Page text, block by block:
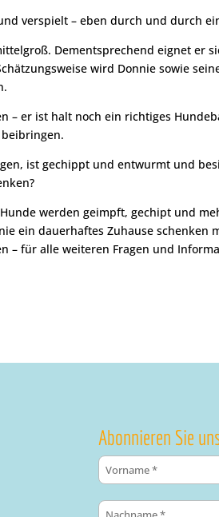
verspielt – eben durch und durch
Dementsprechend eignet er
wird Donnie sowie
– er ist halt noch ein richtiges
ist gechippt und entwurmt und
werden geimpft, gechipt und
ein dauerhaftes Zuhause
– für alle weiteren Fragen und
Abonnieren Sie